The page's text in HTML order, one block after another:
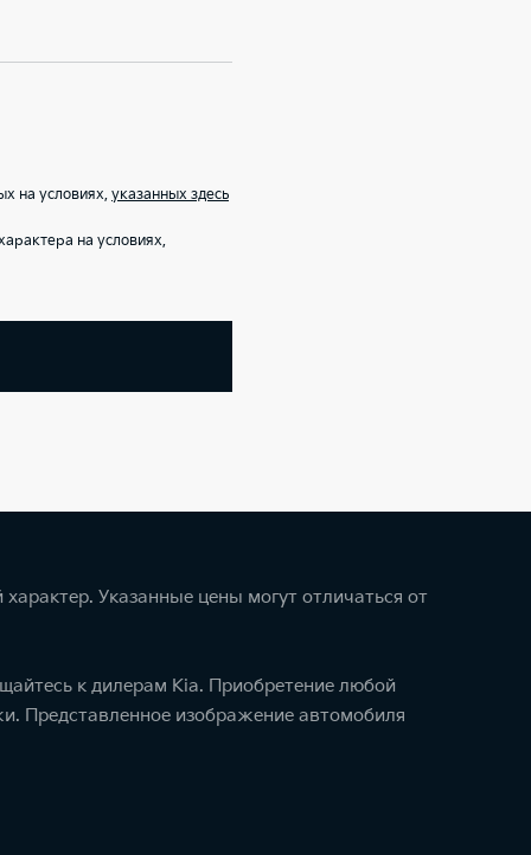
на условиях, указанных здесь
на условиях,
Указанные цены могут отличаться от
к дилерам Kia. Приобретение любой
Представленное изображение автомобиля